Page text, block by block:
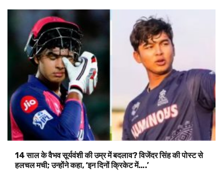
14 साल के वैभव सूर्यवंशी की उम्र में बदलाव? विजेंदर सिंह की पोस्ट से
हलचल मची; उन्होंने कहा, ‘इन दिनों क्रिकेट में….’